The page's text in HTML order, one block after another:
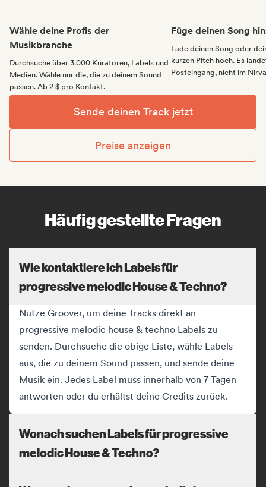
Wähle deine Profis der
Musikbranche
Durchsuche über 3.000 Kuratoren, Labels und
Medien. Wähle nur die, die zu deinem Sound
passen. Ab 2 $ pro Kontakt.
Füge deinen Song
Lade deinen Song oder
kurzen Pitch hoch. Es
Posteingang, nicht im
Sende deinen Track jetzt
Preise anzeigen
Häufig gestellte Fragen
Wie kontaktiere ich Labels für
progressive melodic House & Techno?
Nutze Groover, um deine Tracks direkt an
progressive melodic house & techno Labels zu
senden. Durchsuche die obige Liste, wähle Labels
aus, die zu deinem Sound passen, und sende deine
Musik ein. Jedes Label muss innerhalb von 7 Tagen
antworten oder du erhältst deine Credits zurück.
Wonach suchen Labels für progressive
melodic House & Techno?